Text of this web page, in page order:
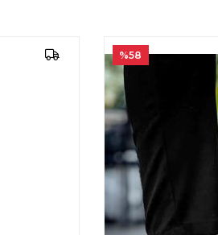
%58